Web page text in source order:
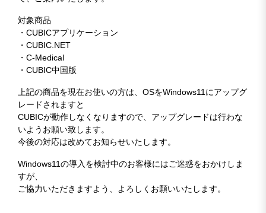
対象商品
・CUBICアプリケーション
・CUBIC.NET
・C-Medical
・CUBIC中国版
上記の商品を現在お使いの方は、OSをWindows11にアップグ
レードされますと
CUBICが動作しなくなりますので、アップグレードは行わな
いようお願い致します。
今後の対応は改めてお知らせいたします。
Windows11の導入を検討中のお客様にはご迷惑をおかけしま
すが、
ご協力いただきますよう、よろしくお願いいたします。